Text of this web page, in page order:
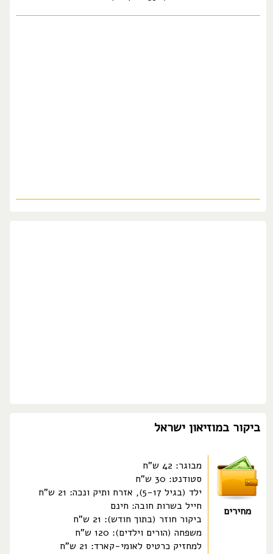
ביקור במוזיאון ישראל
מחירים
מבוגר: 42 ש"ח
סטודנט: 30 ש"ח
ילד (בגיל 5-17), אזרח ותיק ונכה: 21 ש"ח
חייל בשרות חובה: חינם
ביקור חוזר (בתוך חודש): 21 ש"ח
משפחה (הורים וילדים): 120 ש"ח
למחזיק כרטיס לאומי-קארד: 21 ש"ח